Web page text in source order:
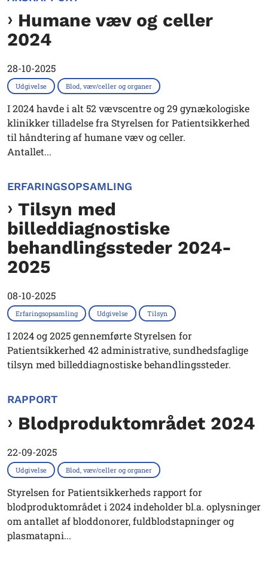
Humane væv og celler
2024
28-10-2025
Udgivelse Blod, væv/celler og organer
I 2024 havde i alt 52 vævscentre og 29 gynækologiske
klinikker tilladelse fra Styrelsen for Patientsikkerhed
til håndtering af humane væv og celler.
Antallet...
ERFARINGSOPSAMLING
Tilsyn med
billeddiagnostiske
behandlingssteder 2024-
2025
08-10-2025
Erfaringsopsamling Udgivelse Tilsyn
I 2024 og 2025 gennemførte Styrelsen for
Patientsikkerhed 42 administrative, sundhedsfaglige
tilsyn med billeddiagnostiske behandlingssteder.
RAPPORT
Blodproduktområdet 2024
22-09-2025
Udgivelse Blod, væv/celler og organer
Styrelsen for Patientsikkerheds rapport for
blodproduktområdet i 2024 indeholder bl.a. oplysninger
om antallet af bloddonorer, fuldblodstapninger og
plasmatapni...